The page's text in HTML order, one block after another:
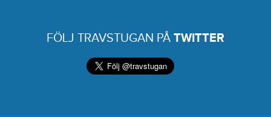
FÖLJ TRAVSTUGAN PÅ TWITTER